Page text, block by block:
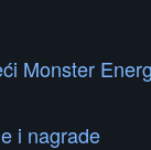
Monster
i nagrade